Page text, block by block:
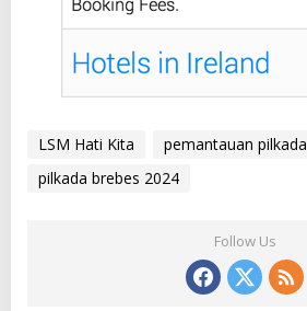
LSM Hati Kita
pemantauan pilkada
pilkada brebes 2024
Follow Us